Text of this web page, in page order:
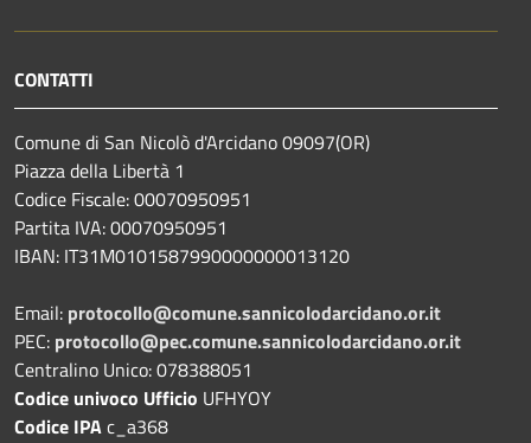
CONTATTI
Comune di San Nicolò d'Arcidano 09097(OR)
Piazza della Libertà 1
Codice Fiscale: 00070950951
Partita IVA: 00070950951
IBAN: IT31M0101587990000000013120
Email: protocollo@comune.sannicolodarcidano.or.it
PEC: protocollo@pec.comune.sannicolodarcidano.or.it
Centralino Unico: 078388051
Codice univoco Ufficio UFHYOY
Codice IPAc_a368